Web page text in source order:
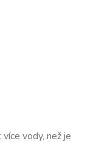
vody, než je